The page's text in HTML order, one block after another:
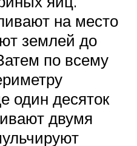
на место
землей до
по всему
один десяток
двумя